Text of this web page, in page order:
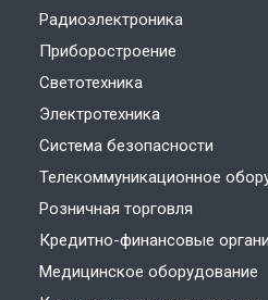
Радиоэлектроника
Приборостроение
Светотехника
Электротехника
Система безопасности
Телекоммуникационное
Розничная торговля
Кредитно-финансовые
Медицинское оборудование